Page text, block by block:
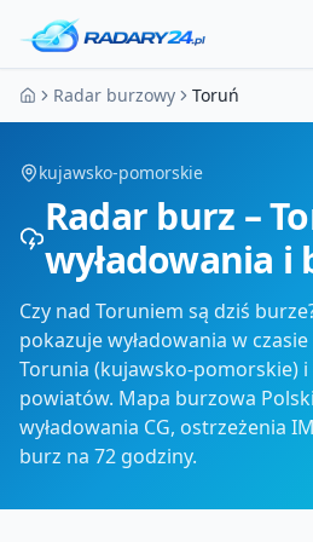
Strona główna
Radar burzowy Toruń
kujawsko-pomorskie
Radar burz –
wyładowania i
Czy nad Toruniem są dziś
pokazuje wyładowania w
Torunia (kujawsko-pomorskie) i
powiatów. Mapa burzowa
wyładowania CG, ostrzeżenia
burz na 72 godziny.